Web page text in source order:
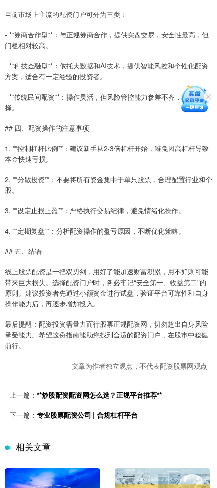
目前市场上主流的配资门户可分为三类：
- **券商合作型**：与正规券商合作，提供实盘交易，安全性最高，但
门槛相对较高。
- **科技金融型**：依托大数据和AI技术，提供智能风控和个性化配资
方案，适合有一定经验的投资者。
- **传统民间配资**：操作灵活，但风险管控能力参差不齐，需谨慎选
择。
## 四、配资操作的注意事项
1. **控制杠杆比例**：建议新手从2-3倍杠杆开始，避免因高杠杆导致
本金快速亏损。
2. **分散投资**：不要将所有资金集中于单只股票，合理配置行业和个
股。
3. **设定止损止盈**：严格执行交易纪律，避免情绪化操作。
4. **定期复盘**：分析配资操作的盈亏原因，不断优化策略。
## 五、结语
线上股票配资是一把双刃剑，用好了能加速财富积累，用不好则可能
带来巨大损失。选择配资门户时，务必牢记“安全第一、收益第二”的
原则。建议投资者先通过小额资金进行试盘，验证平台可靠性和自身
操作能力后，再逐步增加投入。
最后提醒：配资投资需量力而行股票正规配资网，切勿超出自身风险
承受能力。希望这份指南能助您找到合适的配资门户，在股市中稳健
前行。
文章为作者独立观点，不代表配资股票网观点
上一篇： **炒股配资配资网怎么选？正规平台推荐**
下一篇： 专业股票配资公司 | 合规杠杆平台
相关文章